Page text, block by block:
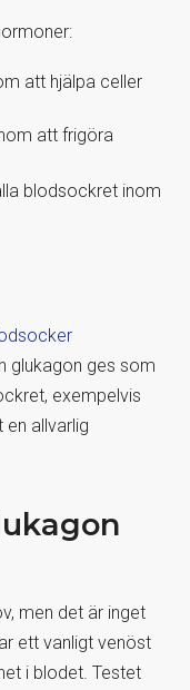
att hjälpa celler
att frigöra
blodsockret inom
glukagon ges som
exempelvis
allvarlig
men det är inget
ett vanligt venöst
i blodet. Testet